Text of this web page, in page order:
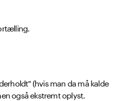
(hvis man da må kalde
også ekstremt oplyst.